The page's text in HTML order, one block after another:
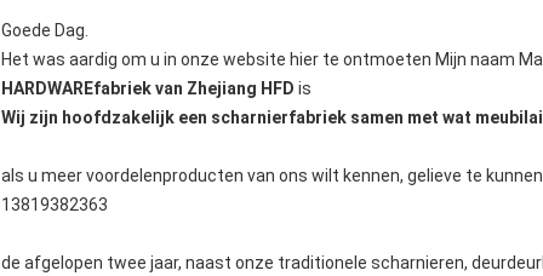
Goede Dag.
Het was aardig om u in onze website hier te ontmoeten Mijn naam
HARDWAREfabriek van Zhejiang HFD is
Wij zijn hoofdzakelijk een scharnierfabriek samen met wat
als u meer voordelenproducten van ons wilt kennen, gelieve te
13819382363
de afgelopen twee jaar, naast onze traditionele scharnieren,